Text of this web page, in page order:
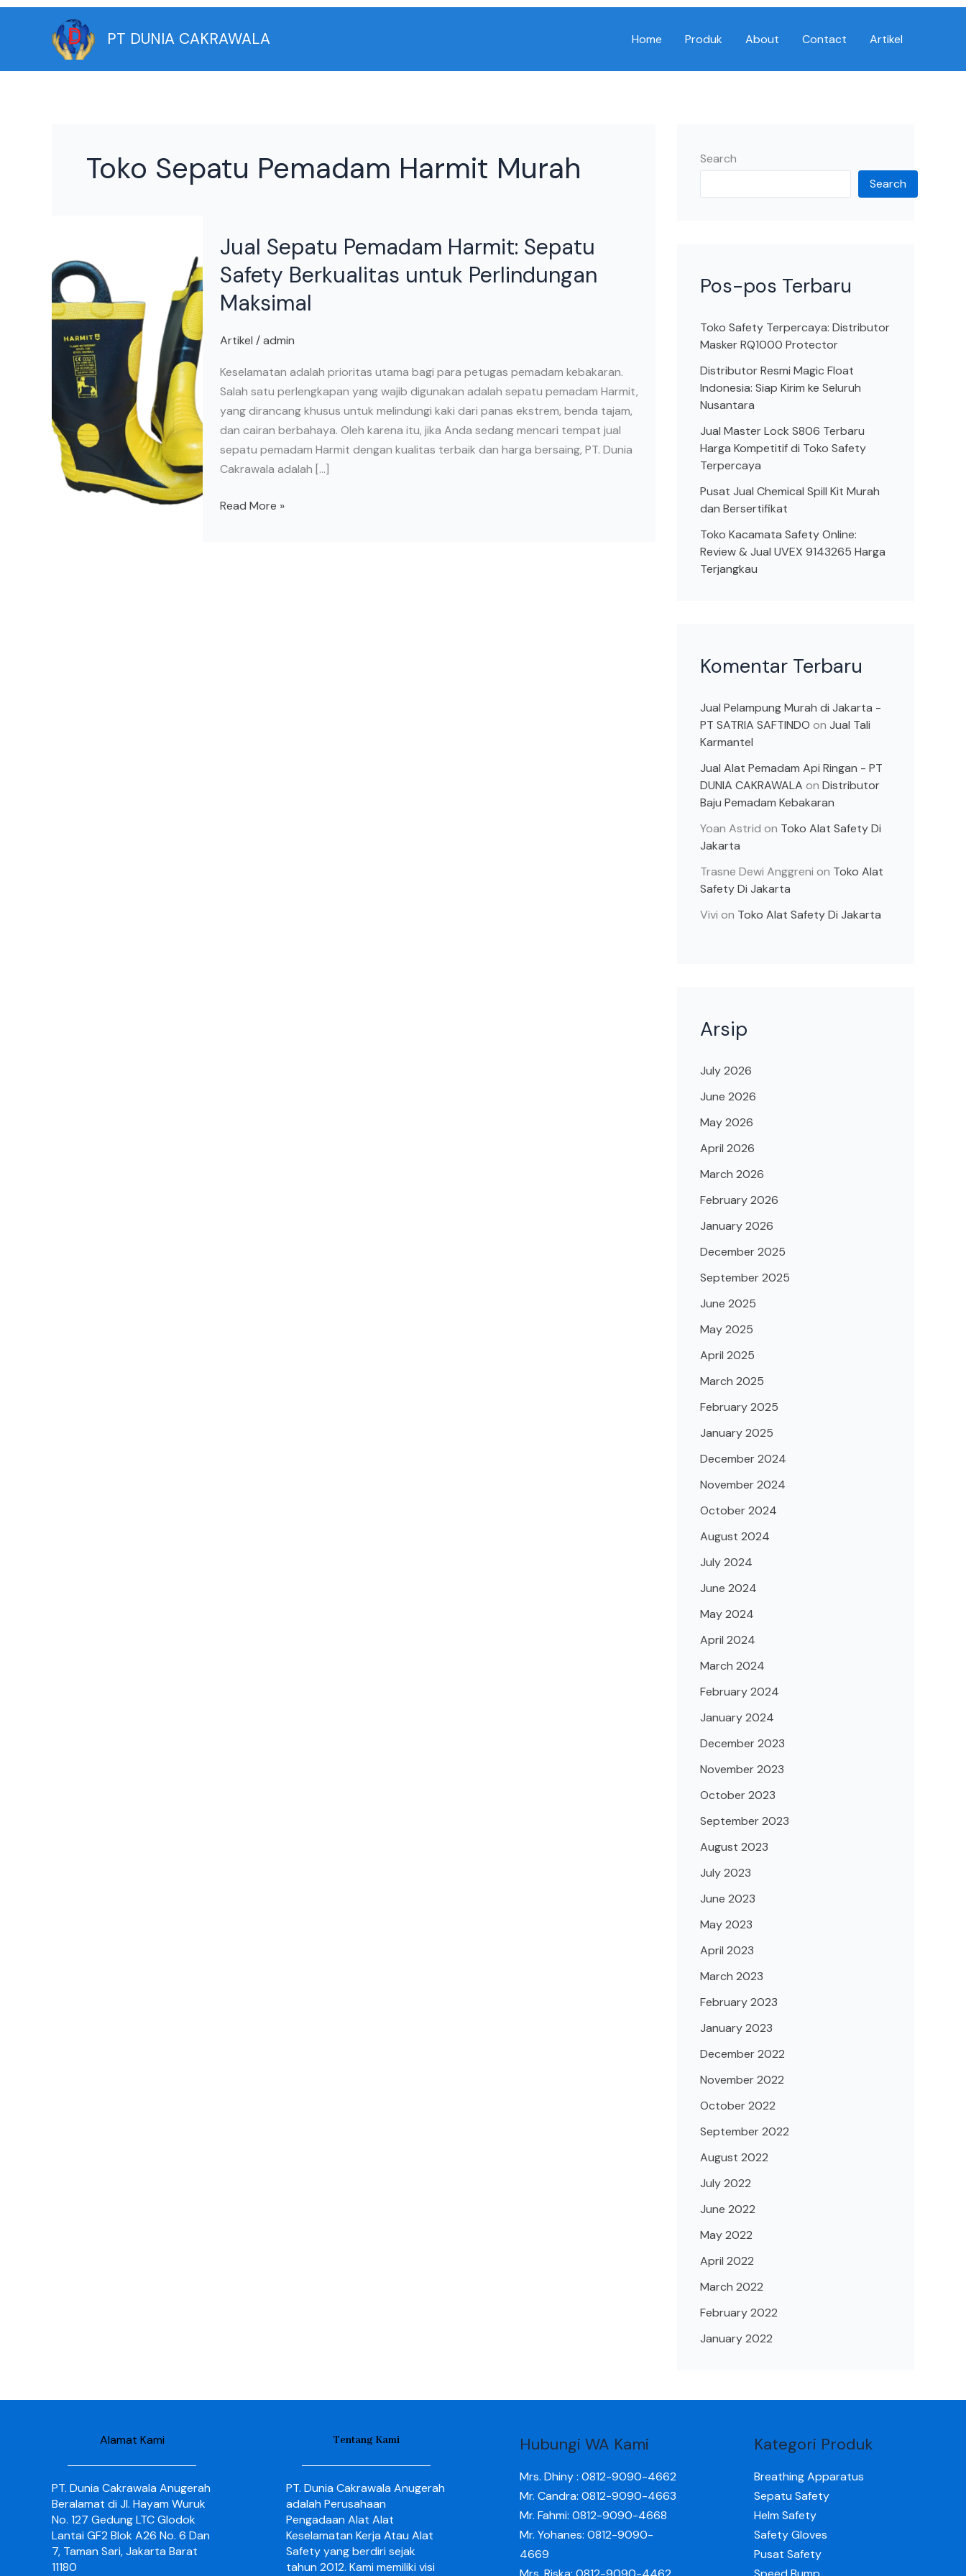
Skip
PT DUNIA CAKRAWALA Home Produk About Contact Artikel
Toko Sepatu Pemadam Harmit Murah
Jual Sepatu Pemadam Harmit: Sepatu
Safety Berkualitas untuk Perlindungan
Maksimal
Artikel /admin
Keselamatan adalah prioritas utama bagi para petugas pemadam kebakaran.
Salah satu perlengkapan yang wajib digunakan adalah sepatu pemadam Harmit,
yang dirancang khusus untuk melindungi kaki dari panas ekstrem, benda tajam,
dan cairan berbahaya. Oleh karena itu, jika Anda sedang mencari tempat jual
sepatu pemadam Harmit dengan kualitas terbaik dan harga bersaing, PT. Dunia
Cakrawala adalah […]
Sepatu
Pemadam
Harmit:
Sepatu
Berkualitas
Perlindungan
Maksimal
Read More »
Search
Search
Pos-pos Terbaru
Toko Safety Terpercaya: Distributor
Masker RQ1000 Protector
Distributor Resmi Magic Float
Indonesia: Siap Kirim ke Seluruh
Nusantara
Jual Master Lock S806 Terbaru
Harga Kompetitif di Toko Safety
Terpercaya
Pusat Jual Chemical Spill Kit Murah
dan Bersertifikat
Toko Kacamata Safety Online:
Review & Jual UVEX 9143265 Harga
Terjangkau
Komentar Terbaru
Jual Pelampung Murah di Jakarta -
PT SATRIA SAFTINDO on Jual Tali
Karmantel
Jual Alat Pemadam Api Ringan - PT
DUNIA CAKRAWALA on Distributor
Baju Pemadam Kebakaran
Yoan Astrid on Toko Alat Safety Di
Jakarta
Trasne Dewi Anggreni on Toko Alat
Safety Di Jakarta
Vivi on Toko Alat Safety Di Jakarta
Arsip
July 2026
June 2026
May 2026
April 2026
March 2026
February 2026
January 2026
December 2025
September 2025
June 2025
May 2025
April 2025
March 2025
February 2025
January 2025
December 2024
November 2024
October 2024
August 2024
July 2024
June 2024
May 2024
April 2024
March 2024
February 2024
January 2024
December 2023
November 2023
October 2023
September 2023
August 2023
July 2023
June 2023
May 2023
April 2023
March 2023
February 2023
January 2023
December 2022
November 2022
October 2022
September 2022
August 2022
July 2022
June 2022
May 2022
April 2022
March 2022
February 2022
January 2022
Alamat Kami
PT. Dunia Cakrawala Anugerah
Beralamat di Jl. Hayam Wuruk
No. 127 Gedung LTC Glodok
Lantai GF2 Blok A26 No. 6 Dan
7, Taman Sari, Jakarta Barat
11180
Tentang Kami
PT. Dunia Cakrawala Anugerah
adalah Perusahaan
Pengadaan Alat Alat
Keselamatan Kerja Atau Alat
Safety yang berdiri sejak
tahun 2012. Kami memiliki visi
Hubungi WA Kami
Mrs. Dhiny : 0812-9090-4662
Mr. Candra: 0812-9090-4663
Mr. Fahmi: 0812-9090-4668
Mr. Yohanes: 0812-9090-
4669
Kategori Produk
Breathing Apparatus
Sepatu Safety
Helm Safety
Safety Gloves
Pusat Safety